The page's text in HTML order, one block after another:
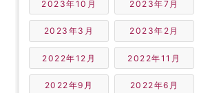
2023年10月 2023年7月
2023年3月 2023年2月
2022年12月 2022年11月
2022年9月 2022年6月